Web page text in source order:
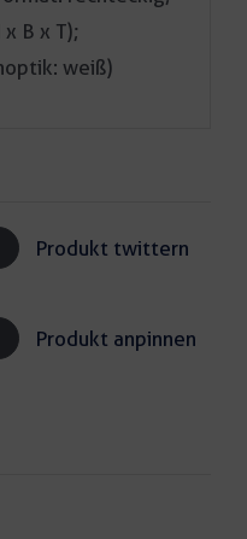
B x T);
weiß)
Produkt twittern
Produkt anpinnen